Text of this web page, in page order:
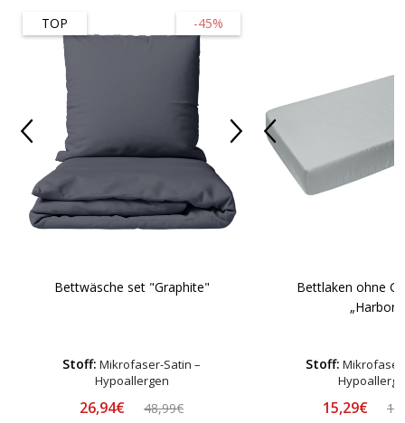
-45%
TOP
Bettwäsche set "Graphite"
Stoff: Mikrofaser-Satin –
Hypoallergen
26,94€ 48,99€
Bettlaken ohne
„Harbor“
Stoff:
15,29€